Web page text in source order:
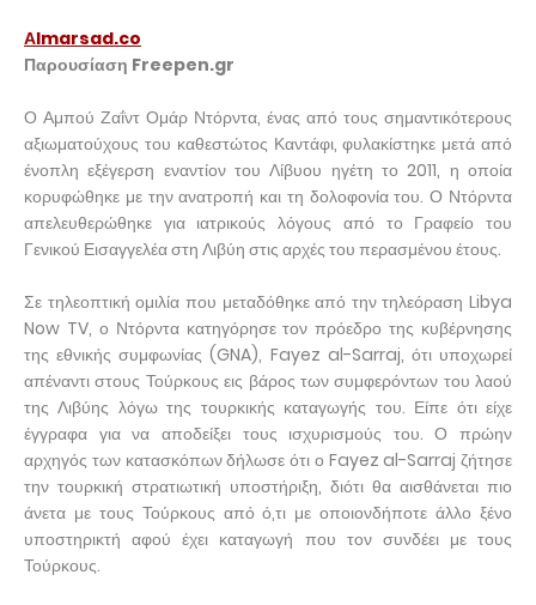
Αlmarsad.co
Παρουσίαση Freepen.gr
Ο Αμπού Ζαΐντ Ομάρ Ντόρντα, ένας από τους σημαντικότερους
αξιωματούχους του καθεστώτος Καντάφι, φυλακίστηκε μετά από
ένοπλη εξέγερση εναντίον του Λίβυου ηγέτη το 2011, η οποία
κορυφώθηκε με την ανατροπή και τη δολοφονία του. Ο Ντόρντα
απελευθερώθηκε για ιατρικούς λόγους από το Γραφείο του
Γενικού Εισαγγελέα στη Λιβύη στις αρχές του περασμένου έτους.
Σε τηλεοπτική ομιλία που μεταδόθηκε από την τηλεόραση Libya
Now TV, ο Ντόρντα κατηγόρησε τον πρόεδρο της κυβέρνησης
της εθνικής συμφωνίας (GNA), Fayez al-Sarraj, ότι υποχωρεί
απέναντι στους Τούρκους εις βάρος των συμφερόντων του λαού
της Λιβύης λόγω της τουρκικής καταγωγής του. Είπε ότι είχε
έγγραφα για να αποδείξει τους ισχυρισμούς του. Ο πρώην
αρχηγός των κατασκόπων δήλωσε ότι ο Fayez al-Sarraj ζήτησε
την τουρκική στρατιωτική υποστήριξη, διότι θα αισθάνεται πιο
άνετα με τους Τούρκους από ό,τι με οποιονδήποτε άλλο ξένο
υποστηρικτή αφού έχει καταγωγή που τον συνδέει με τους
Τούρκους.